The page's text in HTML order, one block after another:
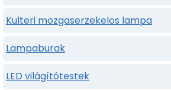
Kulteri mozgaserzekelos lampa
Lampaburak
LED világítótestek